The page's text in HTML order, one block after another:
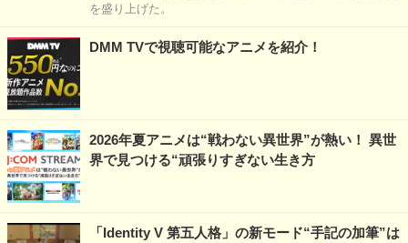
を盛り上げた。
DMM TVで視聴可能なアニメを紹介！
2026年夏アニメは“戦わない異世界”が熱い！ 異世
界で見つける“頑張りすぎない生き方
「Identity V 第五人格」の新モード“手記の加筆”は